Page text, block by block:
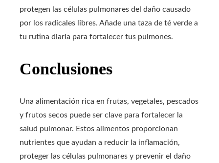
protegen las células pulmonares del daño causado
por los radicales libres. Añade una taza de té verde a
tu rutina diaria para fortalecer tus pulmones.
Conclusiones
Una alimentación rica en frutas, vegetales, pescados
y frutos secos puede ser clave para fortalecer la
salud pulmonar. Estos alimentos proporcionan
nutrientes que ayudan a reducir la inflamación,
proteger las células pulmonares y prevenir el daño